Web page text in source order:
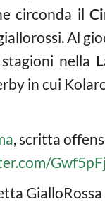
circonda il
Al
nella
in cui
, scritta
GialloRossa